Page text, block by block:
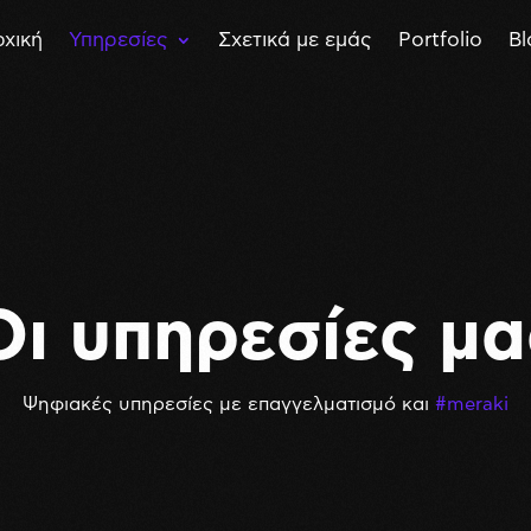
Υπηρεσίες Σχετικά με εμάς Portfolio
υπηρεσίες
Ψηφιακές υπηρεσίες με επαγγελματισμό και #meraki